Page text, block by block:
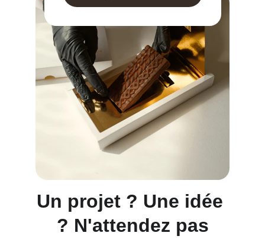
Un projet ? Une idée
? N'attendez pas